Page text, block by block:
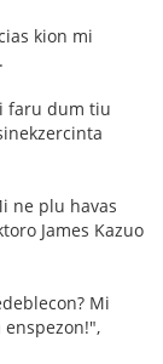
kion mi
faru dum tiu
ne plu havas
James Kazuo
Mi